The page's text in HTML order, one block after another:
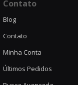
Contato
Blog
Contato
Minha Conta
Últimos Pedidos